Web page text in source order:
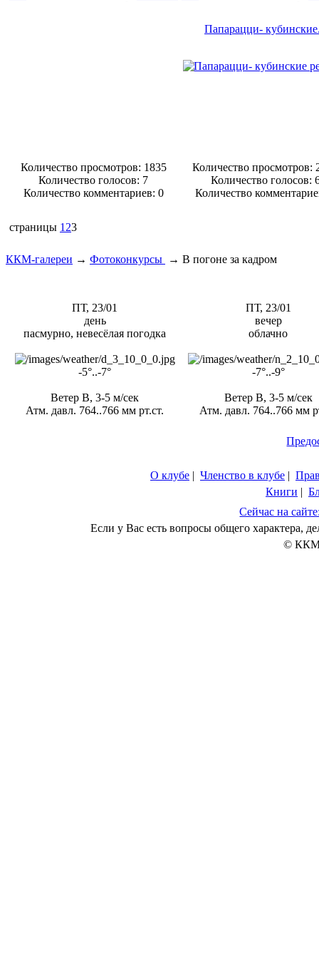
Количество просмотров: 1835
Количество голосов: 7
Количество комментариев: 0
Папарацци-
Количество просмотров:
Количество голосов:
Количество
страницы 1 23
ККМ-галереи → Фотоконкурсы → В погоне за кадром
ПТ, 23/01
день
пасмурно, невесёлая погодка
-5°..-7°
Ветер В, 3-5 м/сек
Атм. давл. 764..766 мм рт.ст.
ПТ, 23/01
вечер
облачно
-7°..-9°
Ветер В, 3-5 м/сек
Атм. давл. 764..766 мм
О клубе | Членство в клубе |
Книги |
Сейчас на
Если у Вас есть вопросы общего характера,
© ККМ